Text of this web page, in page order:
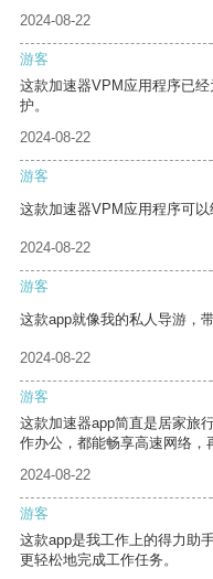
2024-08-22
游客
这款加速器VPM应用程序已
护。
2024-08-22
游客
这款加速器VPM应用程序可以
2024-08-22
游客
这款app就像我的私人导游，
2024-08-22
游客
这款加速器app简直是居家旅
作办公，都能畅享高速网络，
2024-08-22
游客
这款app是我工作上的得力助
更轻松地完成工作任务。